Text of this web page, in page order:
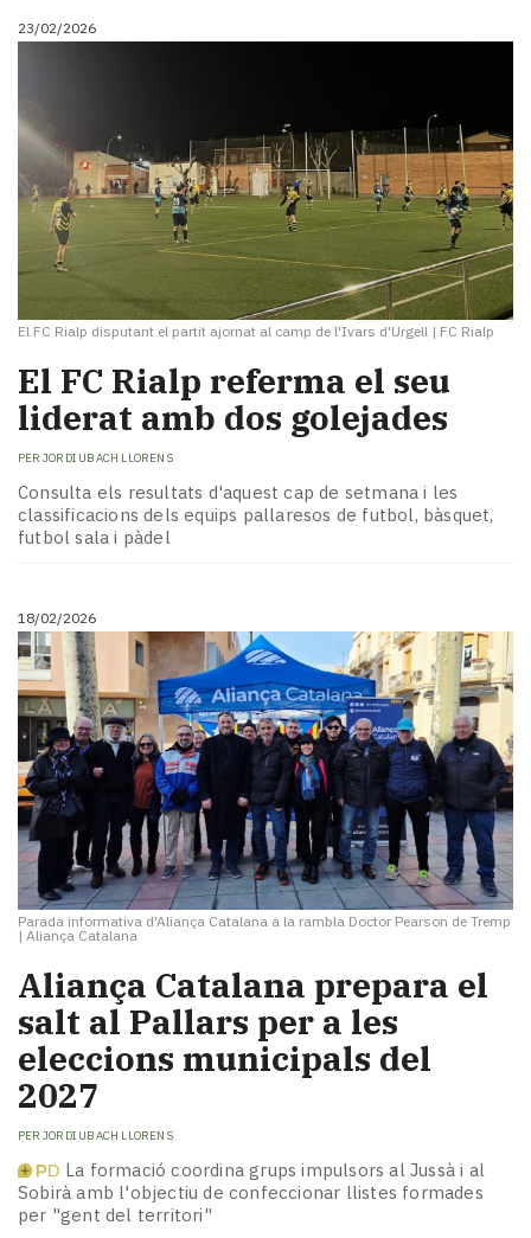
23/02/2026
El FC Rialp disputant el partit ajornat al camp de l'Ivars d'Urgell | FC Rialp
El FC Rialp referma el seu
liderat amb dos golejades
PER JORDI UBACH LLORENS
Consulta els resultats d'aquest cap de setmana i les
classificacions dels equips pallaresos de futbol, bàsquet,
futbol sala i pàdel
18/02/2026
Parada informativa d'Aliança Catalana a la rambla Doctor Pearson de Tremp
| Aliança Catalana
Aliança Catalana prepara el
salt al Pallars per a les
eleccions municipals del
2027
PER JORDI UBACH LLORENS
La formació coordina grups impulsors al Jussà i al
Sobirà amb l'objectiu de confeccionar llistes formades
per "gent del territori"